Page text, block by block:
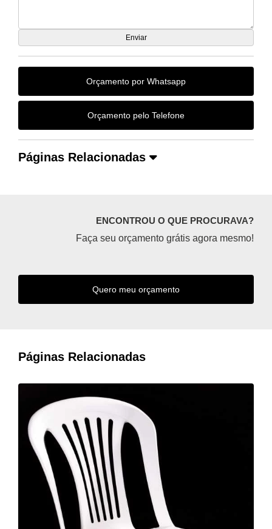
Orçamento por Whatsapp
Orçamento pelo Telefone
Páginas Relacionadas
ENCONTROU O QUE PROCURAVA?
Faça seu orçamento grátis agora mesmo!
Quero meu orçamento
Páginas Relacionadas